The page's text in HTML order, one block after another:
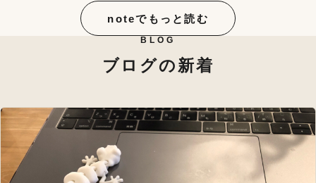
noteでもっと読む
BLOG
ブログの新着